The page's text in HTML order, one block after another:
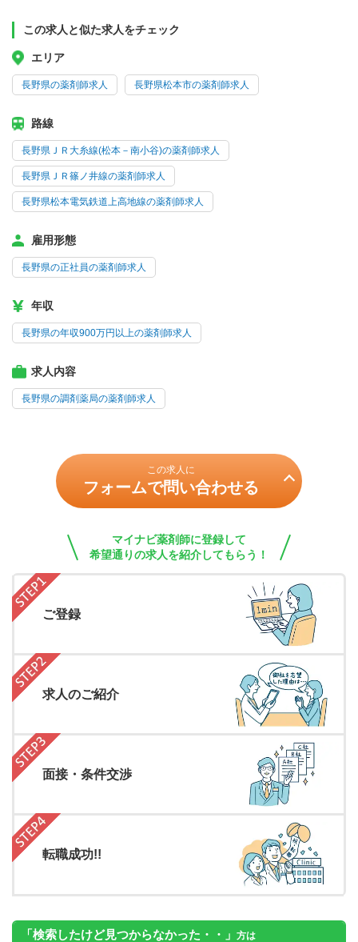
この求人と似た求人をチェック
エリア
長野県の薬剤師求人 長野県松本市の薬剤師求人
路線
長野県ＪＲ大糸線(松本－南小谷)の薬剤師求人
長野県ＪＲ篠ノ井線の薬剤師求人
長野県松本電気鉄道上高地線の薬剤師求人
雇用形態
長野県の正社員の薬剤師求人
年収
長野県の年収900万円以上の薬剤師求人
求人内容
長野県の調剤薬局の薬剤師求人
この求人に
フォームで問い合わせる
マイナビ薬剤師に登録して
希望通りの求人を紹介してもらう！
ご登録
求人のご紹介
面接・条件交渉
転職成功!!
「検索したけど見つからなかった・・」 方は